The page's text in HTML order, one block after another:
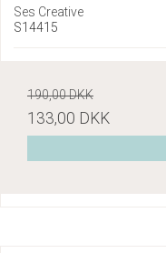
Ses Creative
S14415
190,00 DKK
133,00 DKK